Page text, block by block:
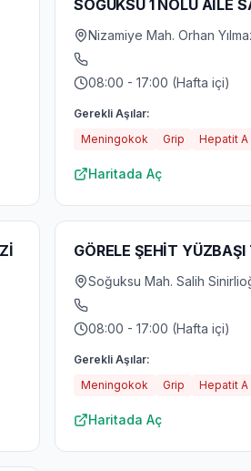
SOĞUKSU 1 NOLU AİLE
Nizamiye Mah. Orhan
08:00 - 17:00 (Hafta içi)
Gerekli Aşılar:
Meningokok
Grip Hepatit A
Haritada Aç
GÖRELE ŞEHİT
Soğuksu Mah. Salih
08:00 - 17:00 (Hafta içi)
Gerekli Aşılar:
Meningokok
Grip Hepatit A
Haritada Aç